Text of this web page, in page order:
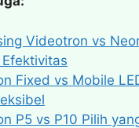
Videotron vs
Fixed vs Mobile
P5 vs P10 Pilih